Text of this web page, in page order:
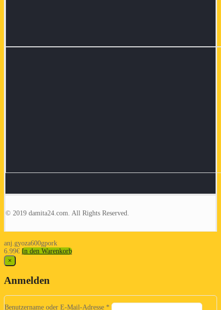
© 2019 damita24.com. All Rights Reserved.
anj.gyoza600gpork
6.99€ In den Warenkorb
×
Anmelden
Benutzername oder E-Mail-Adresse *